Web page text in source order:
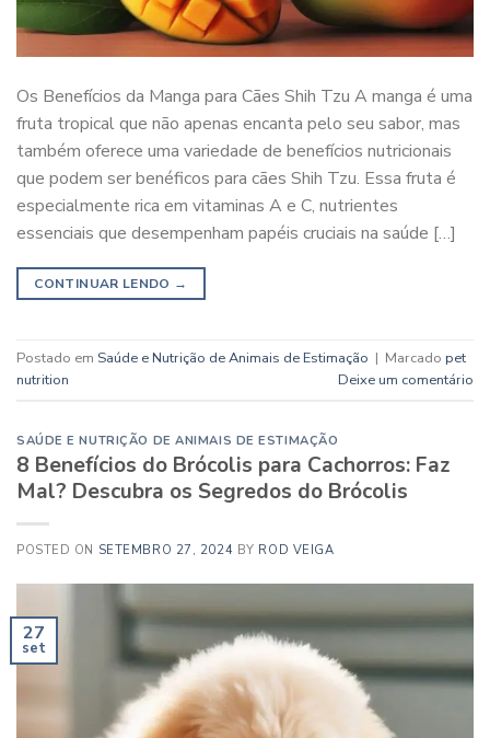
Os Benefícios da Manga para Cães Shih Tzu A manga é uma
fruta tropical que não apenas encanta pelo seu sabor, mas
também oferece uma variedade de benefícios nutricionais
que podem ser benéficos para cães Shih Tzu. Essa fruta é
especialmente rica em vitaminas A e C, nutrientes
essenciais que desempenham papéis cruciais na saúde […]
CONTINUAR LENDO →
Postado em Saúde e Nutrição de Animais de Estimação | Marcado pet
nutrition
Deixe um comentário
SAÚDE E NUTRIÇÃO DE ANIMAIS DE ESTIMAÇÃO
8 Benefícios do Brócolis para Cachorros: Faz
Mal? Descubra os Segredos do Brócolis
POSTED ON SETEMBRO 27, 2024 BY ROD VEIGA
27
set